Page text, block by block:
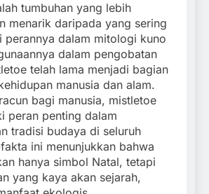
tumbuhan yang lebih
menarik daripada yang sering
perannya dalam mitologi kuno
dalam pengobatan
telah lama menjadi bagian
manusia dan alam.
bagi manusia, mistletoe
peran penting dalam
tradisi budaya di seluruh
ini menunjukkan bahwa
hanya simbol Natal, tetapi
yang kaya akan sejarah,